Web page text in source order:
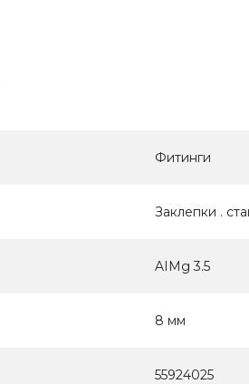
Фитинги
Заклепки .
AIMg 3.5
8 мм
55924025